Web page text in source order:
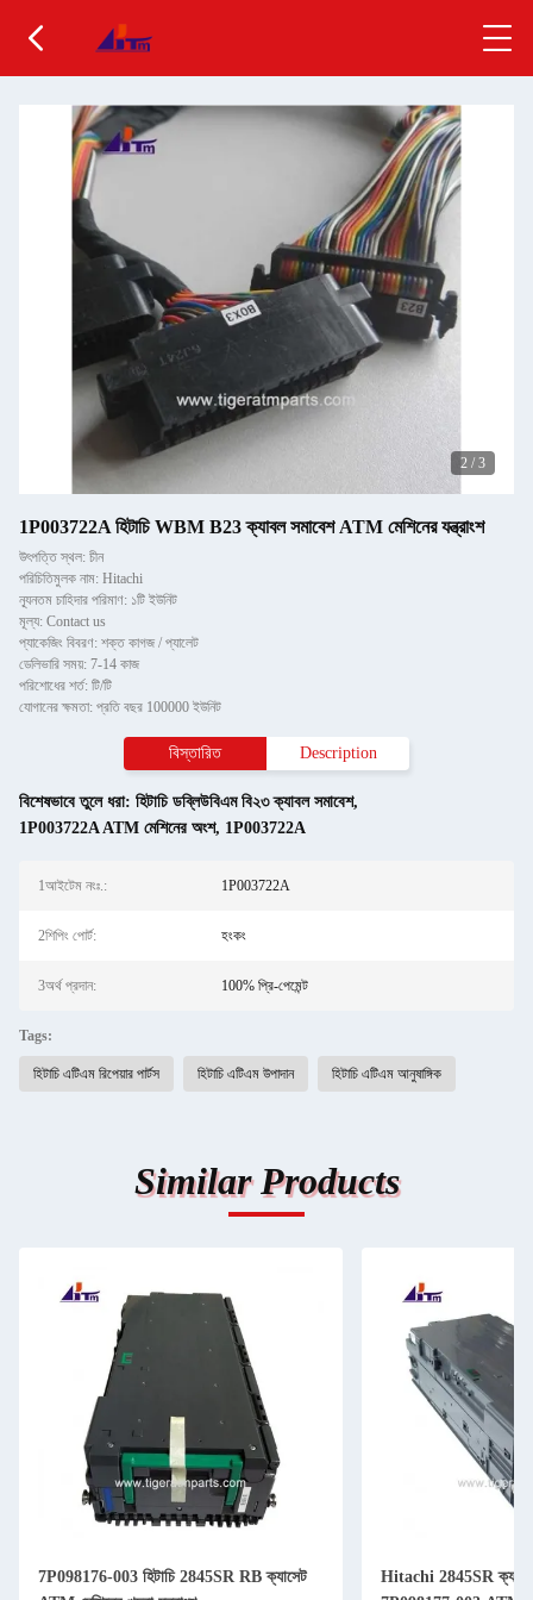
2 / 3
1P003722A হিটাচি WBM B23 ক্যাবল সমাবেশ ATM মেশিনের যন্ত্রাংশ
উৎপত্তি স্থল: চীন
পরিচিতিমুলক নাম: Hitachi
ন্যূনতম চাহিদার পরিমাণ: ১টি ইউনিট
মূল্য: Contact us
প্যাকেজিং বিবরণ: শক্ত কাগজ / প্যালেট
ডেলিভারি সময়: 7-14 কাজ
পরিশোধের শর্ত: টি/টি
যোগানের ক্ষমতা: প্রতি বছর 100000 ইউনিট
বিস্তারিত Description
বিশেষভাবে তুলে ধরা: হিটাচি ডব্লিউবিএম বি২৩ ক্যাবল সমাবেশ,
1P003722A ATM মেশিনের অংশ, 1P003722A
1আইটেম নংঃ.: 1P003722A
2শিপিং পোর্ট: হংকং
3অর্থ প্রদান: 100% প্রি-পেমেন্ট
Tags:
হিটাচি এটিএম রিপেয়ার পার্টস হিটাচি এটিএম উপাদান হিটাচি এটিএম আনুষাঙ্গিক
Similar Products
7P098176-003 হিটাচি 2845SR RB ক্যাসেট
Hitachi 2845SR ক্যাসেট